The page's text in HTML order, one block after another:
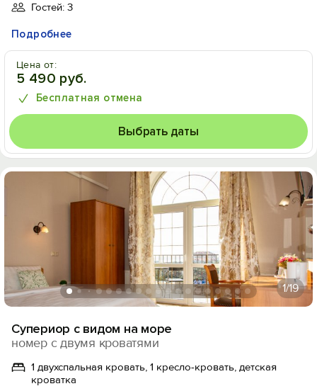
Гостей: 3
Подробнее
Цена от:
5 490 руб.
Бесплатная отмена
Выбрать даты
1/19
Супериор с видом на море
номер с двумя кроватями
1 двухспальная кровать, 1 кресло-кровать, детская
кроватка